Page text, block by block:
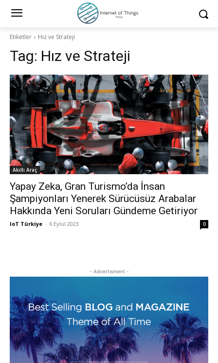
Etiketler Hız ve Strateji
Tag: Hız ve Strateji
Akıllı Araç
Yapay Zeka, Gran Turismo’da İnsan
Şampiyonları Yenerek Sürücüsüz Arabalar
Hakkında Yeni Soruları Gündeme Getiriyor
IoT Türkiye - 6 Eylül 2023 0
- Advertisment -